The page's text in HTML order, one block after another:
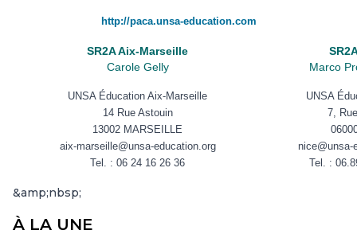
http://paca.unsa-education.com
SR2A Aix-Marseille
Carole Gelly
UNSA Éducation Aix-Marseille
14 Rue Astouin
13002 MARSEILLE
aix-marseille@unsa-education.org
Tel. : 06 24 16 26 36
Marco
UNSA
7,
nice@unsa-
Tel. :
&amp;nbsp;
À LA UNE